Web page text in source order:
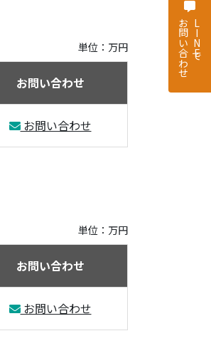
単位：万円
お問い合わせ
お問い合わせ
単位：万円
お問い合わせ
お問い合わせ
LINEで
お問い合わせ